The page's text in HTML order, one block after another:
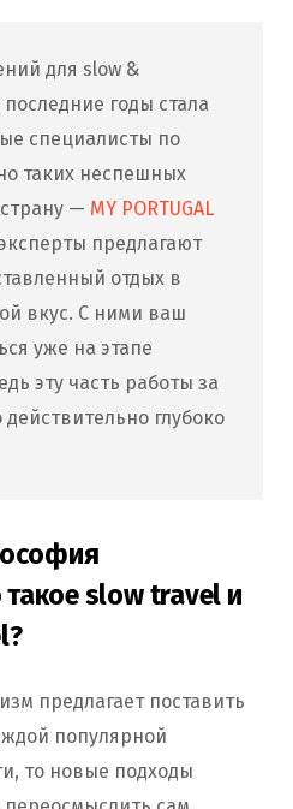
для slow &
годы стала
специалисты по
таких неспешных
— MY PORTUGAL
предлагают
отдых в
вкус. С ними ваш
уже на этапе
эту часть работы за
действительно глубоко
такое slow travel и
предлагает поставить
популярной
то новые подходы